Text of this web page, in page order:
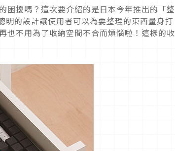
困擾嗎？這次要介紹的是日本今年推出的「整
的設計讓使用者可以為要整理的東西量身打
也不用為了收納空間不合而煩惱啦！這樣的收